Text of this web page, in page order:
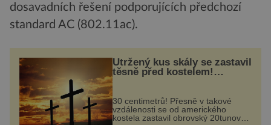
dosavadních řešení podporujících předchozí
standard AC (802.11ac).
Utržený kus skály se zastavil
těsně před kostelem!
Ochránila ho boží síla?
30 centimetrů! Přesně v takové
vzdálenosti se od amerického
kostela zastavil obrovský 20tunový